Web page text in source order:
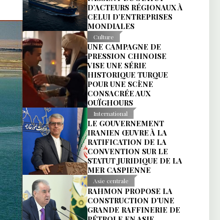
D’ACTEURS RÉGIONAUX À
CELUI D’ENTREPRISES
MONDIALES
Culture
UNE CAMPAGNE DE
PRESSION CHINOISE
VISE UNE SÉRIE
HISTORIQUE TURQUE
POUR UNE SCÈNE
CONSACRÉE AUX
OUÏGHOURS
International
LE GOUVERNEMENT
IRANIEN ŒUVRE À LA
RATIFICATION DE LA
CONVENTION SUR LE
STATUT JURIDIQUE DE LA
MER CASPIENNE
Asie centrale
RAHMON PROPOSE LA
CONSTRUCTION D’UNE
GRANDE RAFFINERIE DE